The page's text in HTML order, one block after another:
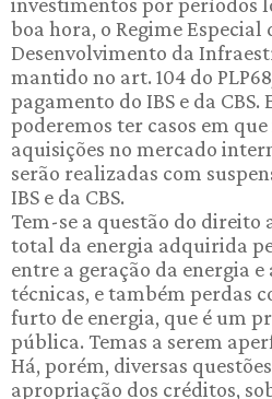
boa hora, o Regime
Desenvolvimento da
mantido no art. 104 do
pagamento do IBS e da CBS.
poderemos ter casos em
aquisições no mercado
serão realizadas com
IBS e da CBS.
Tem-se a questão do direito
total da energia adquirida
entre a geração da energia
técnicas, e também perdas
furto de energia, que é um
pública. Temas a serem
Há, porém, diversas
apropriação dos créditos,